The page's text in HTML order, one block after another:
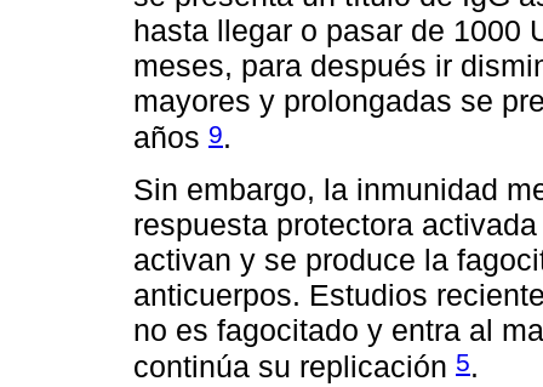
hasta llegar o pasar de 1000
meses, para después ir
mayores y prolongadas se
años 9.
Sin embargo, la inmunidad
respuesta protectora
activan y se produce la
anticuerpos. Estudios
no es fagocitado y entra al
continúa su replicación 5.